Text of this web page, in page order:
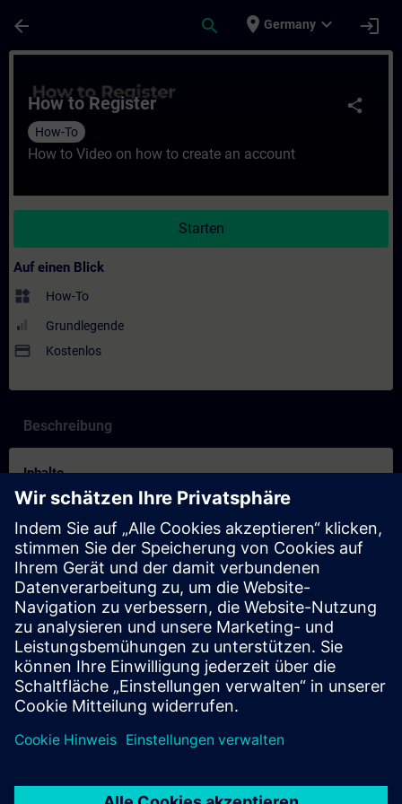
arrow_back search place Germany expand_more login
share
How to Register
How-To
How to Video on how to create an account
Starten
Auf einen Blick
widgets How-To
Grundlegende
payment Kostenlos
Beschreibung
Inhalte
How to Video on how to create an account